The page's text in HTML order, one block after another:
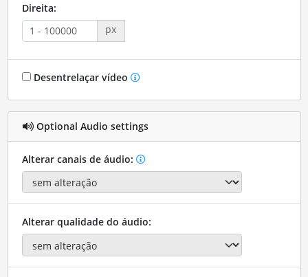
Direita:
px
Desentrelaçar vídeo
Optional Audio settings
Alterar canais de áudio:
Alterar qualidade do áudio: